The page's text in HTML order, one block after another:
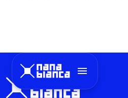
menu